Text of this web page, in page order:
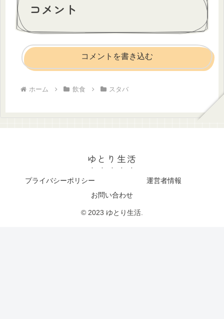
コメント
コメントを書き込む
ホーム 飲食 スタバ
ゆとり生活
プライバシーポリシー
運営者情報
お問い合わせ
© 2023 ゆとり生活.